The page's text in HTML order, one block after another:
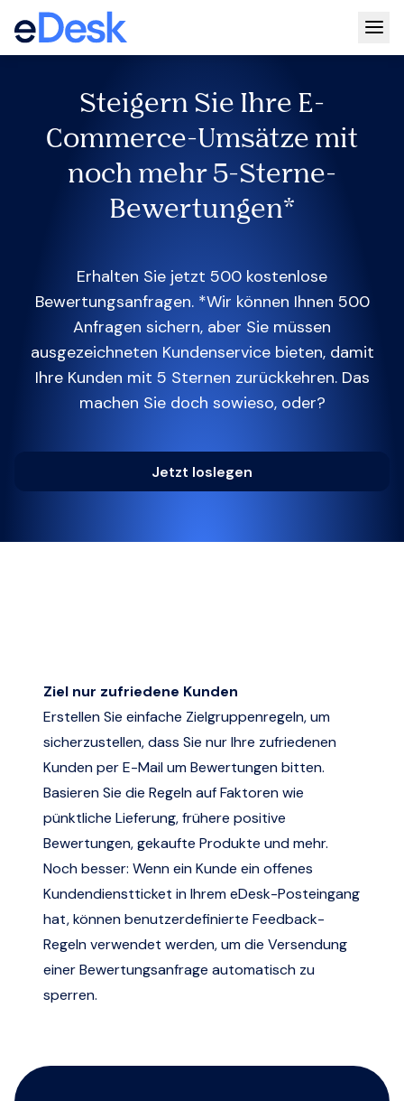
Steigern Sie Ihre E-
Commerce-Umsätze mit
noch mehr 5-Sterne-
Bewertungen*
Erhalten Sie jetzt 500 kostenlose
Bewertungsanfragen. *Wir können Ihnen 500
Anfragen sichern, aber Sie müssen
ausgezeichneten Kundenservice bieten, damit
Ihre Kunden mit 5 Sternen zurückkehren. Das
machen Sie doch sowieso, oder?
Jetzt loslegen
Ziel nur zufriedene Kunden
Erstellen Sie einfache Zielgruppenregeln, um
sicherzustellen, dass Sie nur Ihre zufriedenen
Kunden per E-Mail um Bewertungen bitten.
Basieren Sie die Regeln auf Faktoren wie
pünktliche Lieferung, frühere positive
Bewertungen, gekaufte Produkte und mehr.
Noch besser: Wenn ein Kunde ein offenes
Kundendienstticket in Ihrem eDesk-Posteingang
hat, können benutzerdefinierte Feedback-
Regeln verwendet werden, um die Versendung
einer Bewertungsanfrage automatisch zu
sperren.